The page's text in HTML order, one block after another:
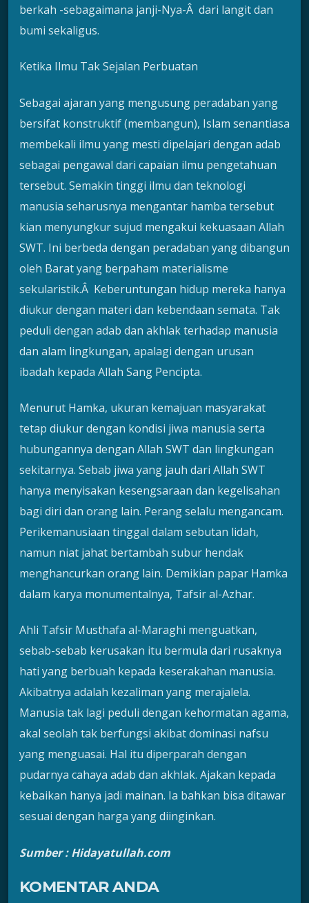
berkah -sebagaimana janji-Nya-Â dari langit dan
bumi sekaligus.
Ketika Ilmu Tak Sejalan Perbuatan
Sebagai ajaran yang mengusung peradaban yang
bersifat konstruktif (membangun), Islam senantiasa
membekali ilmu yang mesti dipelajari dengan adab
sebagai pengawal dari capaian ilmu pengetahuan
tersebut. Semakin tinggi ilmu dan teknologi
manusia seharusnya mengantar hamba tersebut
kian menyungkur sujud mengakui kekuasaan Allah
SWT. Ini berbeda dengan peradaban yang dibangun
oleh Barat yang berpaham materialisme
sekularistik.Â Keberuntungan hidup mereka hanya
diukur dengan materi dan kebendaan semata. Tak
peduli dengan adab dan akhlak terhadap manusia
dan alam lingkungan, apalagi dengan urusan
ibadah kepada Allah Sang Pencipta.
Menurut Hamka, ukuran kemajuan masyarakat
tetap diukur dengan kondisi jiwa manusia serta
hubungannya dengan Allah SWT dan lingkungan
sekitarnya. Sebab jiwa yang jauh dari Allah SWT
hanya menyisakan kesengsaraan dan kegelisahan
bagi diri dan orang lain. Perang selalu mengancam.
Perikemanusiaan tinggal dalam sebutan lidah,
namun niat jahat bertambah subur hendak
menghancurkan orang lain. Demikian papar Hamka
dalam karya monumentalnya, Tafsir al-Azhar.
Ahli Tafsir Musthafa al-Maraghi menguatkan,
sebab-sebab kerusakan itu bermula dari rusaknya
hati yang berbuah kepada keserakahan manusia.
Akibatnya adalah kezaliman yang merajalela.
Manusia tak lagi peduli dengan kehormatan agama,
akal seolah tak berfungsi akibat dominasi nafsu
yang menguasai. Hal itu diperparah dengan
pudarnya cahaya adab dan akhlak. Ajakan kepada
kebaikan hanya jadi mainan. Ia bahkan bisa ditawar
sesuai dengan harga yang diinginkan.
Sumber : Hidayatullah.com
KOMENTAR ANDA